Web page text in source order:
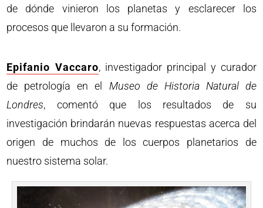
de dónde vinieron los planetas y esclarecer los
procesos que llevaron a su formación.
Epifanio Vaccaro, investigador principal y curador
de petrología en el Museo de Historia Natural de
Londres, comentó que los resultados de su
investigación brindarán nuevas respuestas acerca del
origen de muchos de los cuerpos planetarios de
nuestro sistema solar.